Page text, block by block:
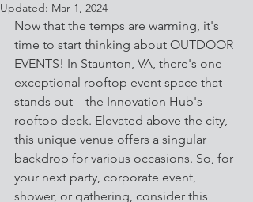
Updated: Mar 1, 2024
Now that the temps are warming, it's
time to start thinking about OUTDOOR
EVENTS! In Staunton, VA, there's one
exceptional rooftop event space that
stands out—the Innovation Hub's
rooftop deck. Elevated above the city,
this unique venue offers a singular
backdrop for various occasions. So, for
your next party, corporate event,
shower, or gathering, consider this